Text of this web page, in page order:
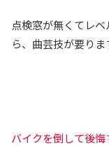
点検窓が無くてレ
ら、曲芸技が要りま
バイクを倒して後悔